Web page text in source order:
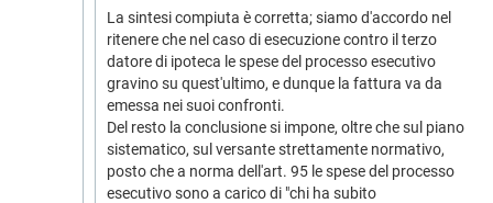
La sintesi compiuta è corretta; siamo d'accordo nel
ritenere che nel caso di esecuzione contro il terzo
datore di ipoteca le spese del processo esecutivo
gravino su quest'ultimo, e dunque la fattura va da
emessa nei suoi confronti.
Del resto la conclusione si impone, oltre che sul piano
sistematico, sul versante strettamente normativo,
posto che a norma dell'art. 95 le spese del processo
esecutivo sono a carico di "chi ha subito